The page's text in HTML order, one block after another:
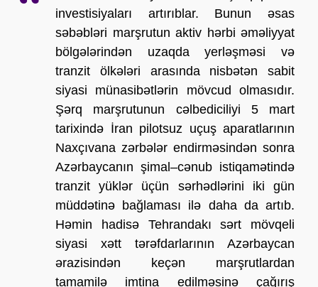
investisiyaları artırıblar. Bunun əsas
səbəbləri marşrutun aktiv hərbi əməliyyat
bölgələrindən uzaqda yerləşməsi və
tranzit ölkələri arasında nisbətən sabit
siyasi münasibətlərin mövcud olmasıdır.
Şərq marşrutunun cəlbediciliyi 5 mart
tarixində İran pilotsuz uçuş aparatlarının
Naxçıvana zərbələr endirməsindən sonra
Azərbaycanın şimal–cənub istiqamətində
tranzit yüklər üçün sərhədlərini iki gün
müddətinə bağlaması ilə daha da artıb.
Həmin hadisə Tehrandakı sərt mövqeli
siyasi xətt tərəfdarlarının Azərbaycan
ərazisindən keçən marşrutlardan
tamamilə imtina edilməsinə çağırış